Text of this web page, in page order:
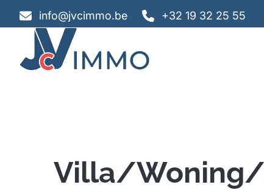
info@jvcimmo.be +32 19 32 25 55
Villa/Woning/